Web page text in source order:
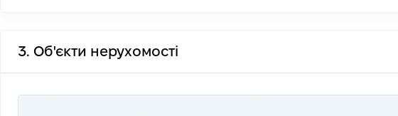
3. Об'єкти нерухомості